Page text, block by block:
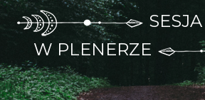
W PLENERZE